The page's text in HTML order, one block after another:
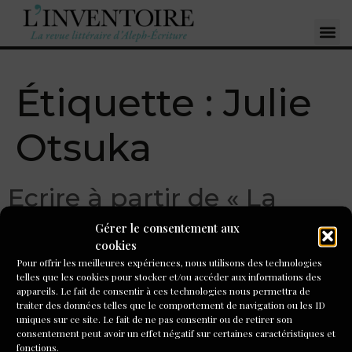
Gérer le consentement aux
cookies
Pour offrir les meilleures expériences, nous utilisons des technologies
telles que les cookies pour stocker et/ou accéder aux informations des
appareils. Le fait de consentir à ces technologies nous permettra de
traiter des données telles que le comportement de navigation ou les ID
uniques sur ce site. Le fait de ne pas consentir ou de retirer son
consentement peut avoir un effet négatif sur certaines caractéristiques et
fonctions.
Étiquette : Julie
Otsuka
Ecrire à partir de « La
Ligne de nage » de Julie
Otsuka
Des fragments juxtaposés finissent par dessiner un vrai
personnage. Il y en a de futiles, de tragiques, de bizarres.
Cette technique, Roland Barthes l’a théorisée sous le nom